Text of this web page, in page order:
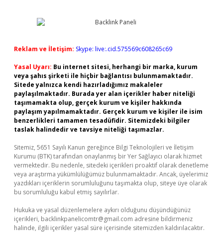
Reklam ve İletişim: Skype: live:.cid.575569c608265c69
Yasal Uyarı: Bu internet sitesi, herhangi bir marka, kurum
veya şahıs şirketi ile hiçbir bağlantısı bulunmamaktadır.
Sitede yalnızca kendi hazırladığımız makaleler
paylaşılmaktadır. Burada yer alan içerikler haber niteliği
taşımamakta olup, gerçek kurum ve kişiler hakkında
paylaşım yapılmamaktadır. Gerçek kurum ve kişiler ile isim
benzerlikleri tamamen tesadüfidir. Sitemizdeki bilgiler
taslak halindedir ve tavsiye niteliği taşımazlar.
Sitemiz, 5651 Sayılı Kanun gereğince Bilgi Teknolojileri ve İletişim
Kurumu (BTK) tarafından onaylanmış bir Yer Sağlayıcı olarak hizmet
vermektedir. Bu nedenle, sitedeki içerikleri proaktif olarak denetleme
veya araştırma yükümlülüğümüz bulunmamaktadır. Ancak, üyelerimiz
yazdıkları içeriklerin sorumluluğunu taşımakta olup, siteye üye olarak
bu sorumluluğu kabul etmiş sayılırlar.
Hukuka ve yasal düzenlemelere aykırı olduğunu düşündüğünüz
içerikleri, backlinkpanelicomtr@gmail.com adresine bildirmeniz
halinde, ilgili içerikler yasal süre içerisinde sitemizden kaldırılacaktır.